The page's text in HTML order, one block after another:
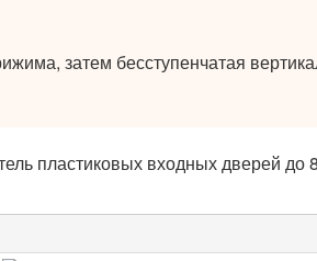
затем бесступенчатая